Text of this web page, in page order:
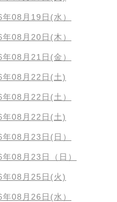
08月19日(水）
08月20日(木）
08月21日(金）
年08月22日(土)
08月22日(土）
年08月22日(土)
08月23日(日）
08月23日（日）
年08月25日(火)
08月26日(水）